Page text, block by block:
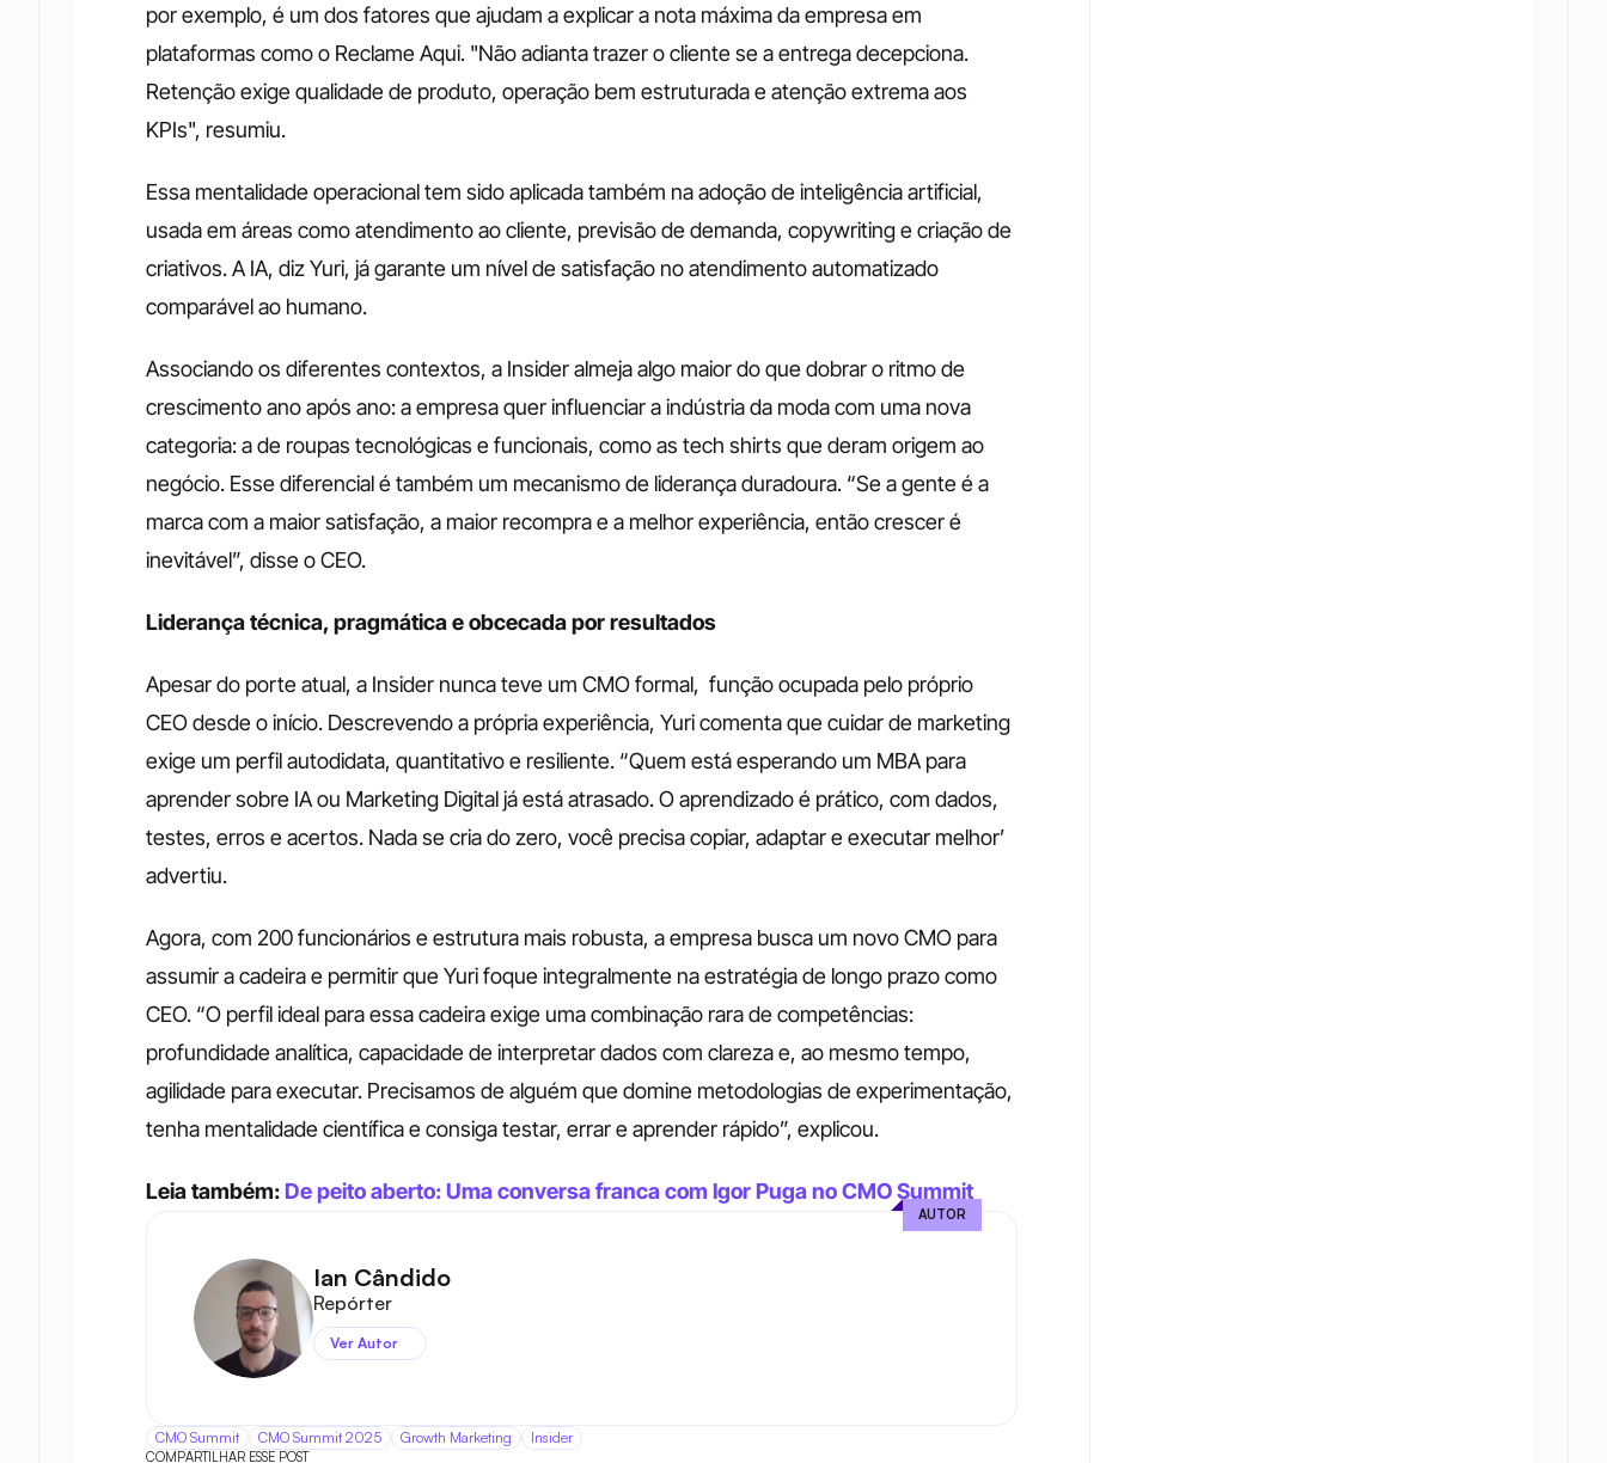
por exemplo, é um dos fatores que ajudam a explicar a nota máxima da empresa em
plataformas como o Reclame Aqui. "Não adianta trazer o cliente se a entrega decepciona.
Retenção exige qualidade de produto, operação bem estruturada e atenção extrema aos
KPIs", resumiu.
Essa mentalidade operacional tem sido aplicada também na adoção de inteligência artificial,
usada em áreas como atendimento ao cliente, previsão de demanda, copywriting e criação de
criativos. A IA, diz Yuri, já garante um nível de satisfação no atendimento automatizado
comparável ao humano.
Associando os diferentes contextos, a Insider almeja algo maior do que dobrar o ritmo de
crescimento ano após ano: a empresa quer influenciar a indústria da moda com uma nova
categoria: a de roupas tecnológicas e funcionais, como as tech shirts que deram origem ao
negócio. Esse diferencial é também um mecanismo de liderança duradoura. “Se a gente é a
marca com a maior satisfação, a maior recompra e a melhor experiência, então crescer é
inevitável”, disse o CEO.
Liderança técnica, pragmática e obcecada por resultados
Apesar do porte atual, a Insider nunca teve um CMO formal,  função ocupada pelo próprio
CEO desde o início. Descrevendo a própria experiência, Yuri comenta que cuidar de marketing
exige um perfil autodidata, quantitativo e resiliente. “Quem está esperando um MBA para
aprender sobre IA ou Marketing Digital já está atrasado. O aprendizado é prático, com dados,
testes, erros e acertos. Nada se cria do zero, você precisa copiar, adaptar e executar melhor’
advertiu.
Agora, com 200 funcionários e estrutura mais robusta, a empresa busca um novo CMO para
assumir a cadeira e permitir que Yuri foque integralmente na estratégia de longo prazo como
CEO. “O perfil ideal para essa cadeira exige uma combinação rara de competências:
profundidade analítica, capacidade de interpretar dados com clareza e, ao mesmo tempo,
agilidade para executar. Precisamos de alguém que domine metodologias de experimentação,
tenha mentalidade científica e consiga testar, errar e aprender rápido”, explicou.
Leia também: De peito aberto: Uma conversa franca com Igor Puga no CMO Summit
CMO Summit CMO Summit 2025 Growth Marketing Insider
COMPARTILHAR ESSE POST
Ian Cândido
Repórter
Ver Autor
AUTOR